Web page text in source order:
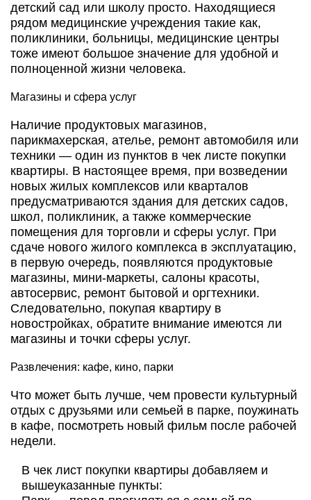
детский сад или школу просто. Находящиеся
рядом медицинские учреждения такие как,
поликлиники, больницы, медицинские центры
тоже имеют большое значение для удобной и
полноценной жизни человека.
Магазины и сфера услуг
Наличие продуктовых магазинов,
парикмахерская, ателье, ремонт автомобиля или
техники — один из пунктов в чек листе покупки
квартиры. В настоящее время, при возведении
новых жилых комплексов или кварталов
предусматриваются здания для детских садов,
школ, поликлиник, а также коммерческие
помещения для торговли и сферы услуг. При
сдаче нового жилого комплекса в эксплуатацию,
в первую очередь, появляются продуктовые
магазины, мини-маркеты, салоны красоты,
автосервис, ремонт бытовой и оргтехники.
Следовательно, покупая квартиру в
новостройках, обратите внимание имеются ли
магазины и точки сферы услуг.
Развлечения: кафе, кино, парки
Что может быть лучше, чем провести культурный
отдых с друзьями или семьей в парке, поужинать
в кафе, посмотреть новый фильм после рабочей
недели.
В чек лист покупки квартиры добавляем и
вышеуказанные пункты: